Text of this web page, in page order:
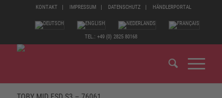
KONTAKT IMPRESSUM DATENSCHUTZ HÄNDLERPORTAL
TEL.: +49 (0) 2825 80168